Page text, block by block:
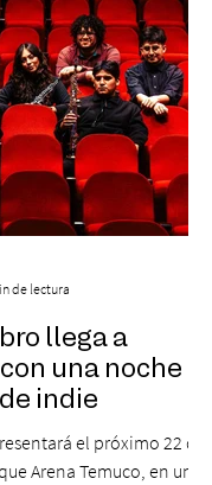
pre inscribieron y el miérc
llega a
una noche
indie
el próximo 22 de
Arena Temuco, en una
de lectura